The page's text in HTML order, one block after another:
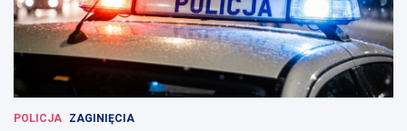
POLICJA ZAGINIĘCIA